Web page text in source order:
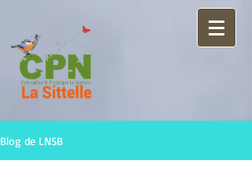
Blog de LNSB